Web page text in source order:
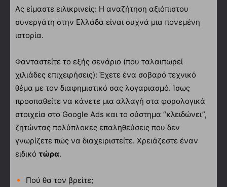
Ας είμαστε ειλικρινείς: Η αναζήτηση αξιόπιστου
συνεργάτη στην Ελλάδα είναι συχνά μια πονεμένη
ιστορία.
Φανταστείτε το εξής σενάριο (που ταλαιπωρεί
χιλιάδες επιχειρήσεις): Έχετε ένα σοβαρό τεχνικό
θέμα με τον διαφημιστικό σας λογαριασμό. Ίσως
προσπαθείτε να κάνετε μια αλλαγή στα φορολογικά
στοιχεία στο Google Ads και το σύστημα “κλειδώνει”,
ζητώντας πολύπλοκες επαληθεύσεις που δεν
γνωρίζετε πώς να διαχειριστείτε. Χρειάζεστε έναν
ειδικό τώρα.
Πού θα τον βρείτε;